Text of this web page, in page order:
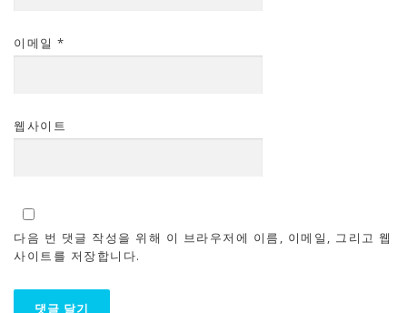
이메일 *
웹사이트
다음 번 댓글 작성을 위해 이 브라우저에 이름, 이메일, 그리고 웹
사이트를 저장합니다.